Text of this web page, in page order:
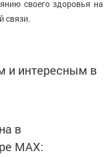
своего здоровья на
связи.
и интересным в
в
MАХ: